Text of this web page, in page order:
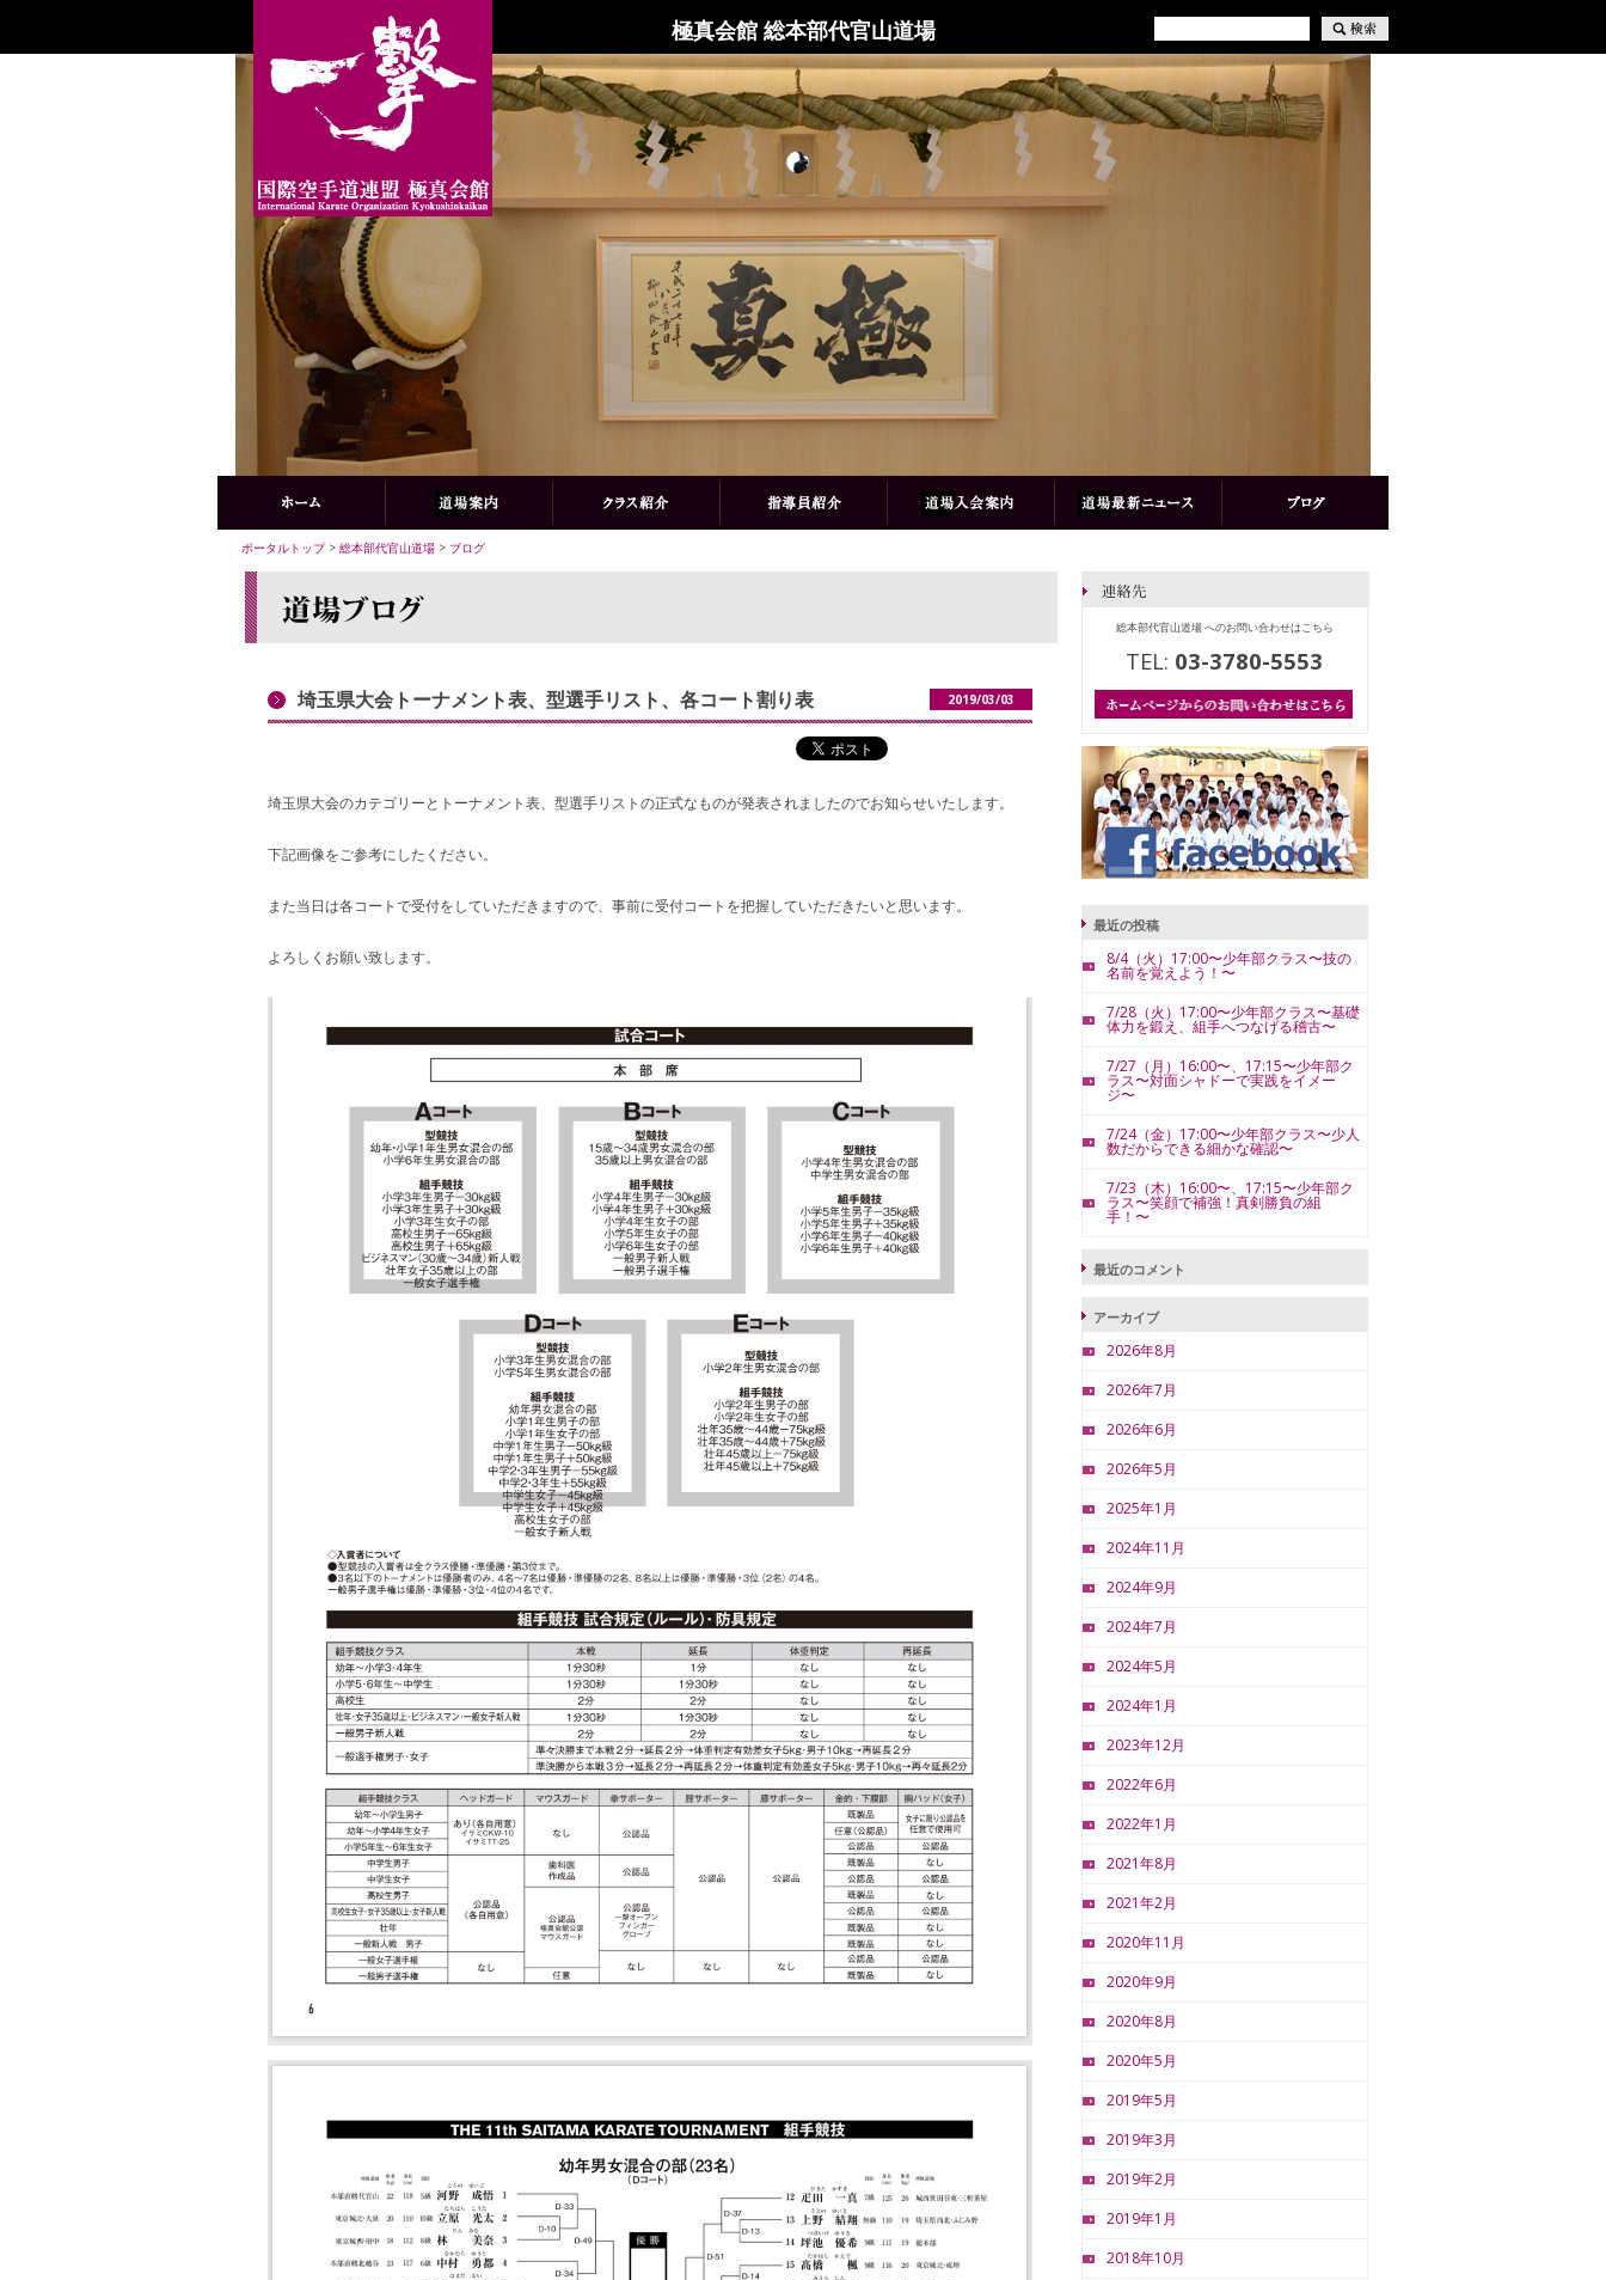
極真会館 総本部代官山道場
ポータルトップ> 総本部代官山道場 > ブログ
埼玉県大会トーナメント表、型選手リスト、各コート割り表 2019/03/03
埼玉県大会のカテゴリーとトーナメント表、型選手リストの正式なものが発表されましたのでお知らせいたします。
下記画像をご参考にしたください。
また当日は各コートで受付をしていただきますので、事前に受付コートを把握していただきたいと思います。
よろしくお願い致します。
総本部代官山道場 へのお問い合わせはこちら
TEL: 03-3780-5553
最近の投稿
8/4（火）17:00〜少年部クラス〜技の
名前を覚えよう！〜
7/28（火）17:00〜少年部クラス〜基礎
体力を鍛え、組手へつなげる稽古〜
7/27（月）16:00〜、17:15〜少年部ク
ラス〜対面シャドーで実践をイメー
ジ〜
7/24（金）17:00〜少年部クラス〜少人
数だからできる細かな確認〜
7/23（木）16:00〜、17:15〜少年部ク
ラス〜笑顔で補強！真剣勝負の組
手！〜
最近のコメント
アーカイブ
2026年8月
2026年7月
2026年6月
2026年5月
2025年1月
2024年11月
2024年9月
2024年7月
2024年5月
2024年1月
2023年12月
2022年6月
2022年1月
2021年8月
2021年2月
2020年11月
2020年9月
2020年8月
2020年5月
2019年5月
2019年3月
2019年2月
2019年1月
2018年10月